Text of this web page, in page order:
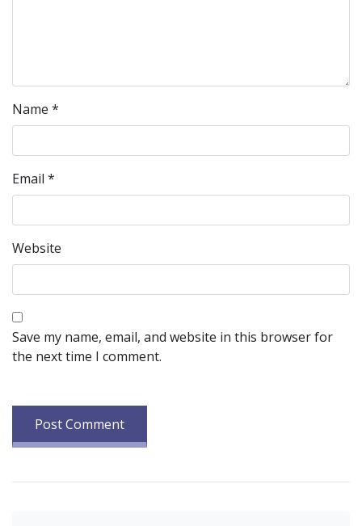
Name *
Email *
Website
Save my name, email, and website in this browser for
the next time I comment.